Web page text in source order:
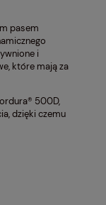
pasem
i
które mają za
500D,
dzięki czemu